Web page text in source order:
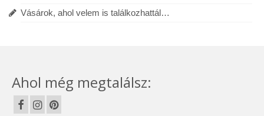
Vásárok, ahol velem is találkozhattál…
Ahol még megtalálsz: